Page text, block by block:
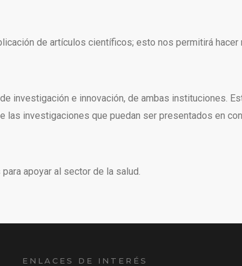
de artículos científicos; esto nos permitirá
investigación e innovación, de ambas instituciones.
investigaciones que puedan ser presentados en
apoyar al sector de la salud.
ENLACES DE INTERÉS